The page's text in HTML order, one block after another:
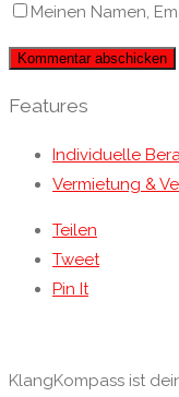
Meinen Namen,
Features
Individuelle
Vermietung &
Teilen
Tweet
Pin It
KlangKompass ist